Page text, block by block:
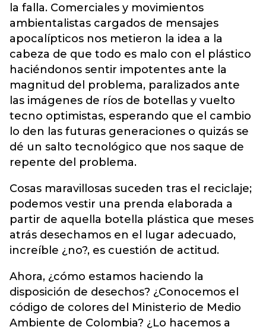
la falla. Comerciales y movimientos
ambientalistas cargados de mensajes
apocalípticos nos metieron la idea a la
cabeza de que todo es malo con el plástico
haciéndonos sentir impotentes ante la
magnitud del problema, paralizados ante
las imágenes de ríos de botellas y vuelto
tecno optimistas, esperando que el cambio
lo den las futuras generaciones o quizás se
dé un salto tecnológico que nos saque de
repente del problema.
Cosas maravillosas suceden tras el reciclaje;
podemos vestir una prenda elaborada a
partir de aquella botella plástica que meses
atrás desechamos en el lugar adecuado,
increíble ¿no?, es cuestión de actitud.
Ahora, ¿cómo estamos haciendo la
disposición de desechos? ¿Conocemos el
código de colores del Ministerio de Medio
Ambiente de Colombia? ¿Lo hacemos a